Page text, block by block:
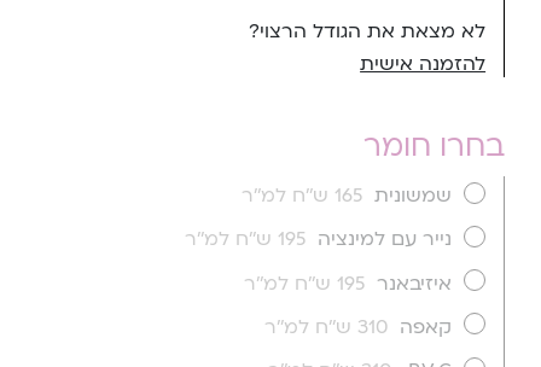
לא מצאת את הגודל הרצוי?
להזמנה אישית
בחרו חומר
שמשונית 165 ש''ח למ''ר
נייר עם למינציה 195 ש''ח למ''ר
איזיבאנר 195 ש''ח למ''ר
קאפה 310 ש''ח למ''ר